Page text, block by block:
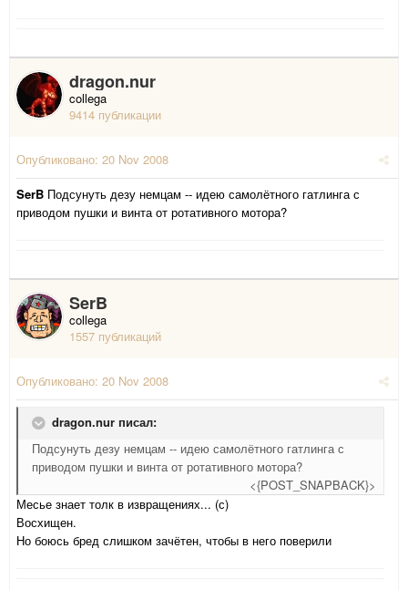
dragon.nur
collega
9414 публикации
Опубликовано: 20 Nov 2008
SerB Подсунуть дезу немцам -- идею самолётного гатлинга с
приводом пушки и винта от ротативного мотора?
SerB
collega
1557 публикаций
Опубликовано: 20 Nov 2008
dragon.nur писал:
Подсунуть дезу немцам -- идею самолётного гатлинга с
приводом пушки и винта от ротативного мотора?
<{POST_SNAPBACK}>
Месье знает толк в извращениях... (с)
Восхищен.
Но боюсь бред слишком зачётен, чтобы в него поверили